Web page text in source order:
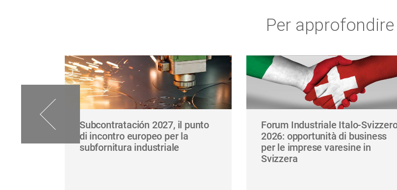
Per approfondire
più
Subcontratación 2027, il punto
di incontro europeo per la
subfornitura industriale
Forum Industriale Italo-
2026: opportunità di business
per le imprese varesine in
Svizzera